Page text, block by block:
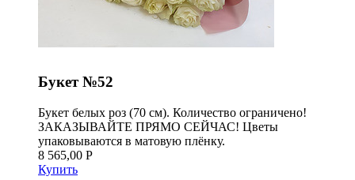
Букет №52
Букет белых роз (70 см). Количество ограничено!
ЗАКАЗЫВАЙТЕ ПРЯМО СЕЙЧАС! Цветы
упаковываются в матовую плёнку.
8 565,00 Р
Купить